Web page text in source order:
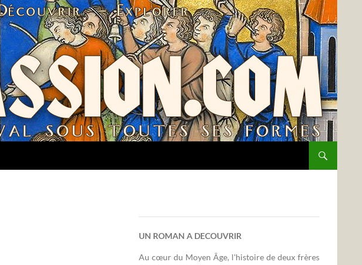
UN ROMAN A DECOUVRIR
Au cœur du Moyen Âge, l'histoire de deux frères